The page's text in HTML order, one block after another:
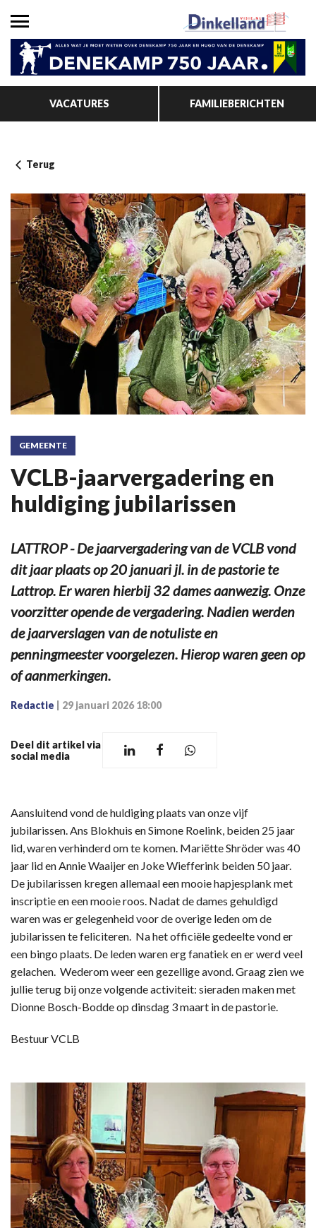
VACATURES FAMILIEBERICHTEN
Terug
GEMEENTE
VCLB-jaarvergadering en
huldiging jubilarissen
LATTROP - De jaarvergadering van de VCLB vond
dit jaar plaats op 20 januari jl. in de pastorie te
Lattrop. Er waren hierbij 32 dames aanwezig. Onze
voorzitter opende de vergadering. Nadien werden
de jaarverslagen van de notuliste en
penningmeester voorgelezen. Hierop waren geen op
of aanmerkingen.
Redactie 29 januari 2026 18:00
Deel dit artikel via
social media
Aansluitend vond de huldiging plaats van onze vijf
jubilarissen. Ans Blokhuis en Simone Roelink, beiden 25 jaar
lid, waren verhinderd om te komen. Mariëtte Shröder was 40
jaar lid en Annie Waaijer en Joke Wiefferink beiden 50 jaar.
De jubilarissen kregen allemaal een mooie hapjesplank met
inscriptie en een mooie roos. Nadat de dames gehuldigd
waren was er gelegenheid voor de overige leden om de
jubilarissen te feliciteren. Na het officiële gedeelte vond er
een bingo plaats. De leden waren erg fanatiek en er werd veel
gelachen. Wederom weer een gezellige avond. Graag zien we
jullie terug bij onze volgende activiteit: sieraden maken met
Dionne Bosch-Bodde op dinsdag 3 maart in de pastorie.
Bestuur VCLB